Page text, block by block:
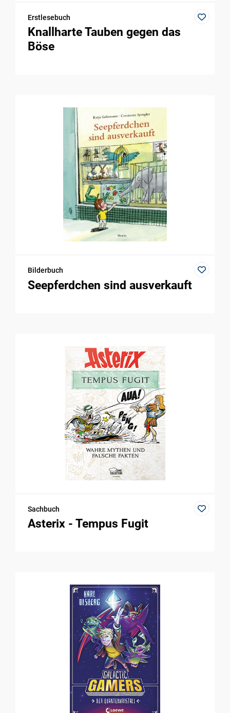
Erstlesebuch
Knallharte Tauben gegen das
Böse
Bilderbuch
Seepferdchen sind ausverkauft
Sachbuch
Asterix - Tempus Fugit